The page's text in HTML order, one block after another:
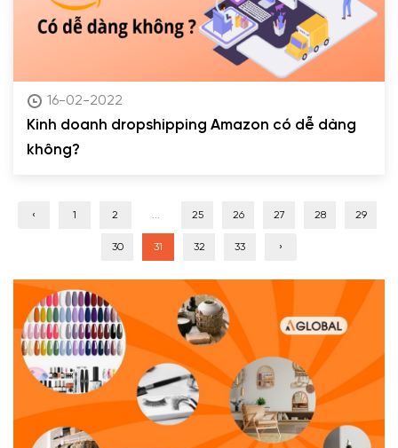
16-02-2022
Kinh doanh dropshipping Amazon có dễ dàng
không?
‹ 1 2 ... 25 26 27 28 29
30 31 32 33 ›